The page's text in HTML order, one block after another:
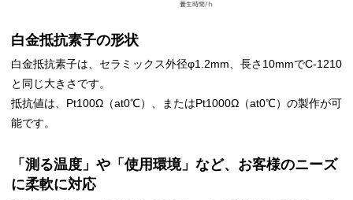
白金抵抗素子の形状
白金抵抗素子は、セラミックス外径φ1.2mm、長さ10mmでC-1210
と同じ大きさです。
抵抗値は、Pt100Ω（at0℃）、またはPt1000Ω（at0℃）の製作が可
能です。
「測る温度」や「使用環境」など、お客様のニーズ
に柔軟に対応